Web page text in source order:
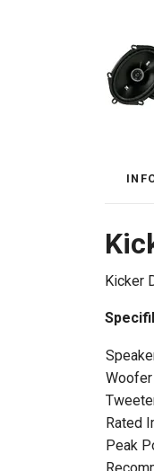
Kicker
Woofer
Rated
Peak